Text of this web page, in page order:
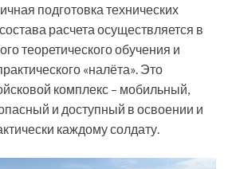
подготовка технических
расчета осуществляется в
теоретического обучения и
«налёта». Это
комплекс – мобильный,
и доступный в освоении и
каждому солдату.